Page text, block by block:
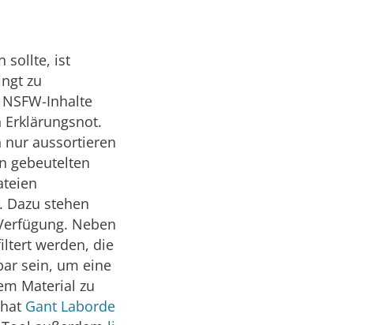
sollte, ist
zu
Inhalte
nur aussortieren
gebeutelten
stehen
Neben
werden, die
sein, um eine
Material zu
Gant Laborde